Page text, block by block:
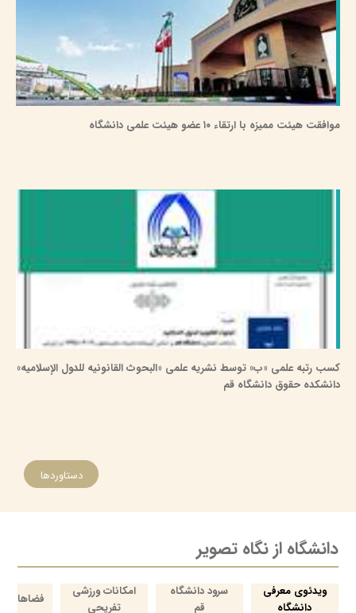
موافقت هیئت ممیزه با ارتقاء ۱۰ عضو هیئت علمی دانشگاه
کسب رتبه علمی «ب» توسط نشریه علمی «البحوث القانونیه للدول الإسلامیه»
دانشکده حقوق دانشگاه قم
دستاوردها
دانشگاه از نگاه تصویر
ویدئوی معرفی
دانشگاه
سرود دانشگاه
قم
امکانات ورزشی
تفریحی
فضاهای